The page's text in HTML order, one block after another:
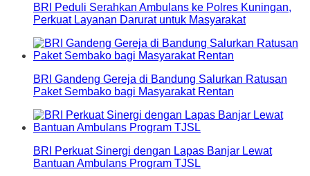
BRI Peduli Serahkan Ambulans ke Polres Kuningan,
Perkuat Layanan Darurat untuk Masyarakat
BRI Gandeng Gereja di Bandung Salurkan Ratusan
Paket Sembako bagi Masyarakat Rentan
BRI Perkuat Sinergi dengan Lapas Banjar Lewat
Bantuan Ambulans Program TJSL